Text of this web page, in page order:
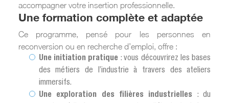
accompagner votre insertion professionnelle.
Une formation complète et adaptée
Ce programme, pensé pour les personnes en
reconversion ou en recherche d’emploi, offre :
Une initiation pratique : vous découvrirez les bases
des métiers de l’industrie à travers des ateliers
immersifs.
Une exploration des filières industrielles : du